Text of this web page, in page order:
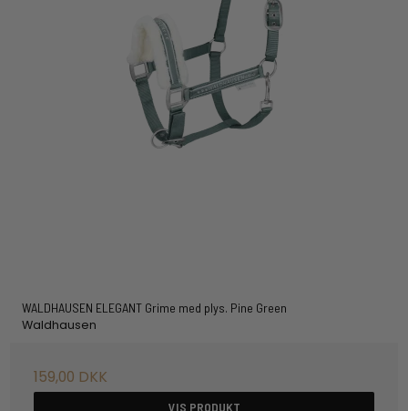
WALDHAUSEN ELEGANT Grime med plys. Pine Green
Waldhausen
159,00 DKK
VIS PRODUKT